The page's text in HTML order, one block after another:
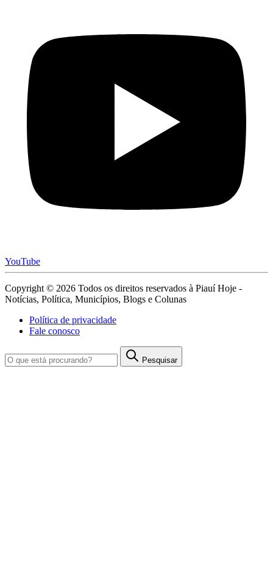
YouTube
Copyright © 2026 Todos os direitos reservados à Piauí Hoje -
Notícias, Política, Municípios, Blogs e Colunas
Política de privacidade
Fale conosco
Pesquisar